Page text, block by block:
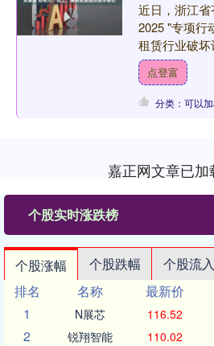
近日，浙江
2025 "专项行
租赁行业破
掉"收机—破
罪团伙，17 名
点登富
分类：可以
嘉正网文章已加
个股实时涨跌榜
个股涨幅 个股跌幅 个股流入
排名
名称 最新价
1
N展芯 116.52
2 锐翔智能 110.02